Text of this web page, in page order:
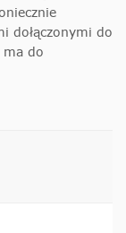
dołączonymi do
ma do